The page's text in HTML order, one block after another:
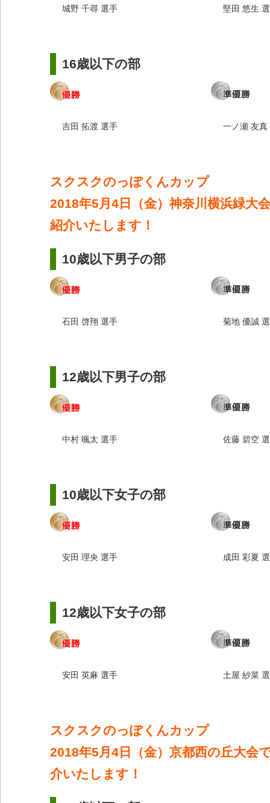
城野 千尋 選手 堅田 悠生
16歳以下の部
吉田 拓渡 選手 一ノ瀬 友真
スクスクのっぽくんカップ
2018年5月4日（金）神奈川横浜緑大
紹介いたします！
10歳以下男子の部
石田 啓翔 選手 菊地 優誠
12歳以下男子の部
中村 颯太 選手 佐藤 碧空
10歳以下女子の部
安田 理央 選手 成田 彩夏
12歳以下女子の部
安田 英麻 選手 土屋 紗菜
スクスクのっぽくんカップ
2018年5月4日（金）京都西の丘大会
介いたします！